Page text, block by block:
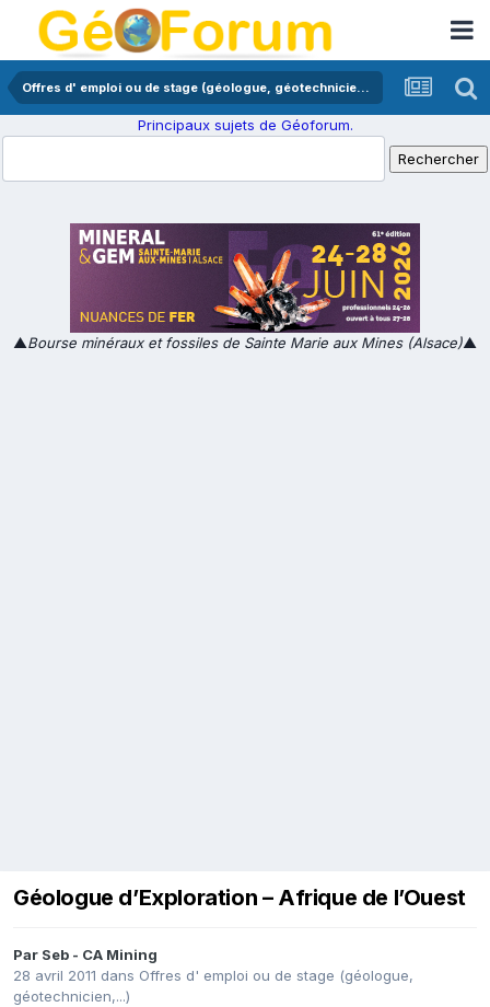
Offres d' emploi ou de stage (géologue, géotechnicien,...)
Principaux sujets de Géoforum.
▲Bourse minéraux et fossiles de Sainte Marie aux Mines (Alsace)▲
Géologue d’Exploration – Afrique de l’Ouest
Par Seb - CA Mining
28 avril 2011 dans Offres d' emploi ou de stage (géologue,
géotechnicien,...)